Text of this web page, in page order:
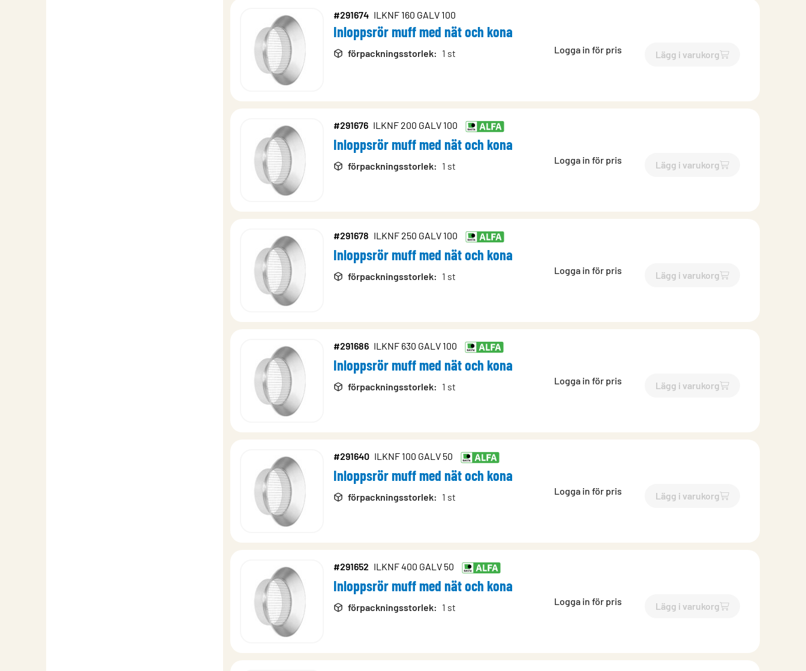
#291674 ILKNF 160 GALV 100
Inloppsrör muff med nät och kona
förpackningsstorlek: 1 st Logga in för pris Lägg i varukorg
`$Lägg till
#291676 ILKNF 200 GALV 100
Inloppsrör muff med nät och kona
förpackningsstorlek: 1 st
Logga in för pris Lägg i varukorg
`$Lägg till
#291678 ILKNF 250 GALV 100
Inloppsrör muff med nät och kona
förpackningsstorlek: 1 st
Logga in för pris Lägg i varukorg
`$Lägg till
#291686 ILKNF 630 GALV 100
Inloppsrör muff med nät och kona
förpackningsstorlek: 1 st
Logga in för pris Lägg i varukorg
`$Lägg till
#291640 ILKNF 100 GALV 50
Inloppsrör muff med nät och kona
förpackningsstorlek: 1 st
Logga in för pris Lägg i varukorg
`$Lägg till
#291652 ILKNF 400 GALV 50
Inloppsrör muff med nät och kona
förpackningsstorlek: 1 st
Logga in för pris Lägg i varukorg
`$Lägg till